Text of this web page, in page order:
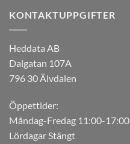
KONTAKTUPPGIFTER
Heddata AB
Dalgatan 107A
796 30 Älvdalen
Öppettider:
Måndag-Fredag 11:00-17:00
Lördagar Stängt